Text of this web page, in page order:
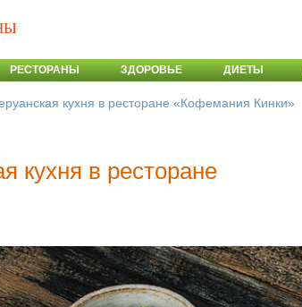
РЕСТОРАНЫ ЗДОРОВЬЕ ДИЕТЫ
кухня в ресторане «Кофемания Кинки»
кухня в ресторане